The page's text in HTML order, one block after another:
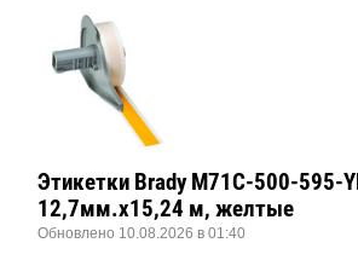
Этикетки Brady M71C-500-595-
12,7мм.х15,24 м, желтые
Обновлено 10.08.2026 в 01:40